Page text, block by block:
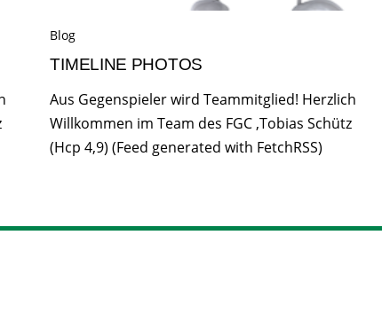
Blog
TIMELINE PHOTOS
Aus Gegenspieler wird Teammitglied! Herzlich
Willkommen im Team des FGC ,Tobias Schütz
(Hcp 4,9) (Feed generated with FetchRSS)